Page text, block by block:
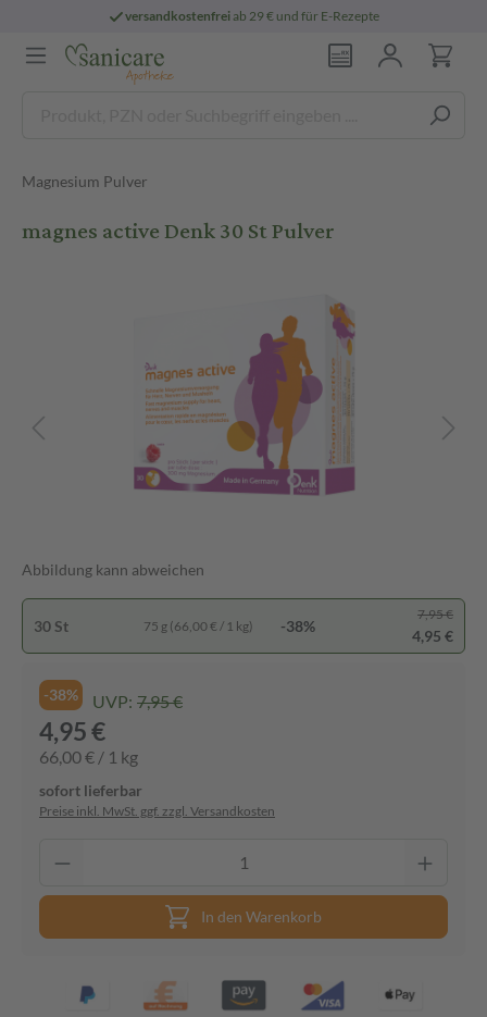
versandkostenfreiab 29 € und für E-Rezepte
Magnesium Pulver
magnes active Denk 30 St Pulver
Abbildung kann abweichen
30 St 75 g (66,00 € / 1 kg) -38%
7,95 €
4,95 €
-38% UVP: 7,95 €
4,95 €
66,00 € / 1 kg
sofort lieferbar
Preise inkl. MwSt. ggf. zzgl. Versandkosten
In den Warenkorb